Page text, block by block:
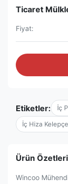
Ticaret
Fiyat:
Etiketler: İç
İç Hiza
Ürün Özetleri
Wincoo